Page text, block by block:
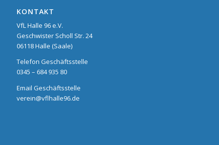
KONTAKT
VfL Halle 96 e.V.
Geschwister Scholl Str. 24
06118 Halle (Saale)
Telefon Geschäftsstelle
0345 – 684 935 80
Email Geschäftsstelle
verein@vflhalle96.de